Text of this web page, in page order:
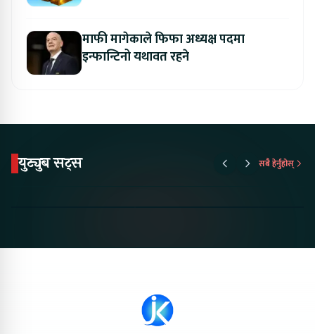
माफी मागेकाले फिफा अध्यक्ष पदमा
इन्फान्टिनो यथावत रहने
युट्युब सट्स सबै हेर्नुहोस्